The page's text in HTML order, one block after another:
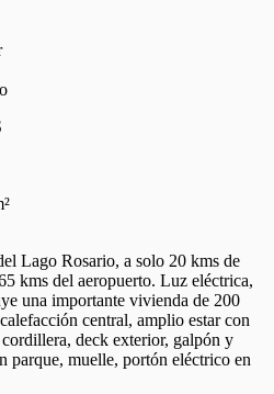
Lago Rosario, a solo 20 kms de
kms del aeropuerto. Luz eléctrica,
una importante vivienda de 200
central, amplio estar con
deck exterior, galpón y
parque, muelle, portón eléctrico en